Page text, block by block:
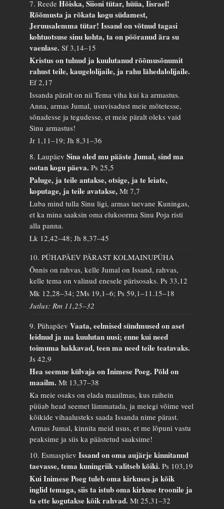
7. ReedeHõiska, Siioni tütar, hüüa, Iisrael!
Rõõmusta ja rõkata kogu südamest,
Jeruusalemma tütar! Issand on võtnud tagasi
kohtuotsuse sinu kohta, ta on pööranud ära su
vaenlase.Sf 3,14–15
Kristus on tulnud ja kuulutanud rõõmusõnumit
rahust teile, kaugelolijaile, ja rahu lähedalolijaile.
Ef 2,17
Issanda päralt on nii Tema viha kui ka armastus.
Anna, armas Jumal, usuvisadust meie mõtetesse,
sõnadesse ja tegudesse, et meie päralt oleks vaid
Sinu armastus!
Jr 1,11–19; Jh 8,31–36
8. LaupäevSina oled mu pääste Jumal, sind ma
ootan kogu päeva.Ps 25,5
Paluge, ja teile antakse, otsige, ja te leiate,
koputage, ja teile avatakse,Mt 7,7
Luba mind tulla Sinu ligi, armas taevane Kuningas,
et ka mina saaksin oma elukoorma Sinu Poja risti
alla panna.
Lk 12,42–48; Jh 8,37–45
10. PÜHAPÄEV PÄRAST KOLMAINUPÜHA
Õnnis on rahvas, kelle Jumal on Issand, rahvas,
kelle tema on valinud enesele pärisosaks.Ps 33,12
Mk 12,28–34; 2Ms 19,1–6; Ps 59,1–11.15–18
Jutlus: Rm 11,25–32
9. PühapäevVaata, eelmised sündmused on aset
leidnud ja ma kuulutan uusi; enne kui need
toimuma hakkavad, teen ma need teile teatavaks.
Js 42,9
Hea seemne külvaja on Inimese Poeg. Põld on
maailm.Mt 13,37–38
Ka meie osaks on elada maailmas, kus raihein
püüab head seemet lämmatada, ja meiegi võime veel
kõikide vihaalusteks saada Issanda nime pärast.
Armas Jumal, kinnita meid usus, et me lõpuni vastu
peaksime ja siis ka päästetud saaksime!
10. EsmaspäevIssand on oma aujärje kinnitanud
taevasse, tema kuningriik valitseb kõiki.Ps 103,19
Kui Inimese Poeg tuleb oma kirkuses ja kõik
inglid temaga, siis ta istub oma kirkuse troonile ja
ta ette kogutakse kõik rahvad.Mt 25,31–32